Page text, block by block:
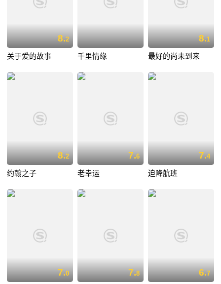
8.2
关于爱的故事 千里情缘
8.1
最好的尚未到来
8.2
约翰之子
7.6
老幸运
7.4
迫降航班
7.0 7.8 6.7